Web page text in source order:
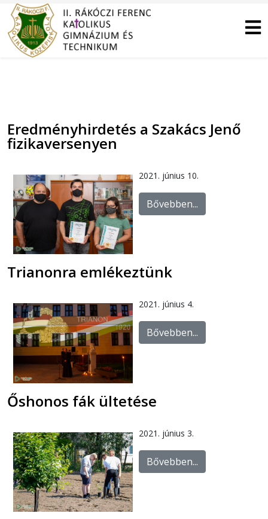
Eredményhirdetés a Szakács Jenő
fizikaversenyen
2021. június 10.
Bővebben...
Trianonra emlékeztünk
2021. június 4.
Bővebben...
Őshonos fák ültetése
2021. június 3.
Bővebben...